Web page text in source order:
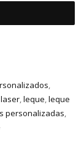
,
,leque,leque
personalizadas,